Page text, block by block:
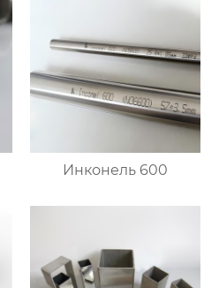
Инконель 600